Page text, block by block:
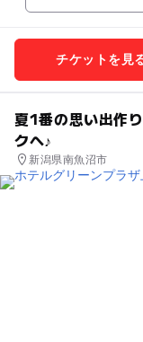
チケットを見
夏1番の思い出作
クへ♪
新潟県南魚沼市